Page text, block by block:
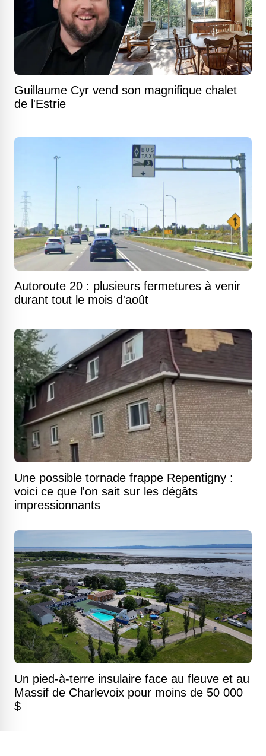
Guillaume Cyr vend son magnifique chalet
de l'Estrie
Autoroute 20 : plusieurs fermetures à venir
durant tout le mois d'août
Une possible tornade frappe Repentigny :
voici ce que l'on sait sur les dégâts
impressionnants
Un pied-à-terre insulaire face au fleuve et au
Massif de Charlevoix pour moins de 50 000
$